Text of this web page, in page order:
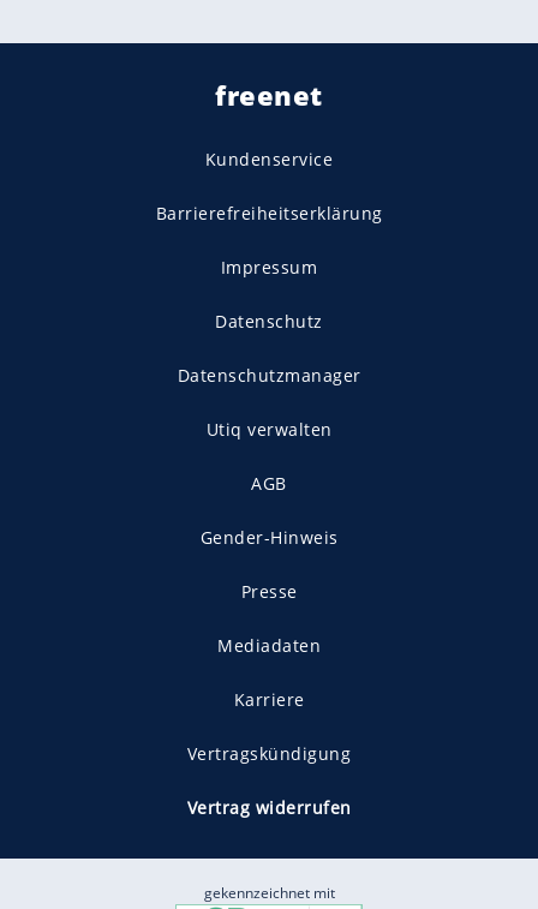
freenet
Kundenservice
Barrierefreiheitserklärung
Impressum
Datenschutz
Datenschutzmanager
Utiq verwalten
AGB
Gender-Hinweis
Presse
Mediadaten
Karriere
Vertragskündigung
Vertrag widerrufen
gekennzeichnet mit